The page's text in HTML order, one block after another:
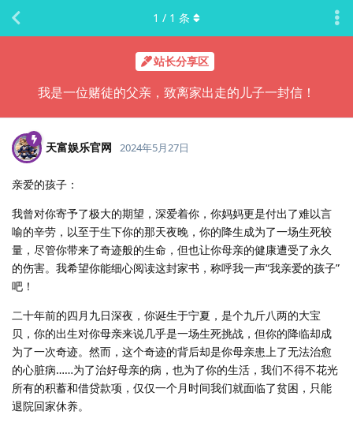
站长分享区
我是一位赌徒的父亲，致离家出走的儿子一封信！
1 / 1 条
天富娱乐官网 2024年5月27日
亲爱的孩子：
我曾对你寄予了极大的期望，深爱着你，你妈妈更是付出了难以言
喻的辛劳，以至于生下你的那天夜晚，你的降生成为了一场生死较
量，尽管你带来了奇迹般的生命，但也让你母亲的健康遭受了永久
的伤害。我希望你能细心阅读这封家书，称呼我一声“我亲爱的孩子”
吧！
二十年前的四月九日深夜，你诞生于宁夏，是个九斤八两的大宝
贝，你的出生对你母亲来说几乎是一场生死挑战，但你的降临却成
为了一次奇迹。然而，这个奇迹的背后却是你母亲患上了无法治愈
的心脏病……为了治好母亲的病，也为了你的生活，我们不得不花光
所有的积蓄和借贷款项，仅仅一个月时间我们就面临了贫困，只能
退院回家休养。